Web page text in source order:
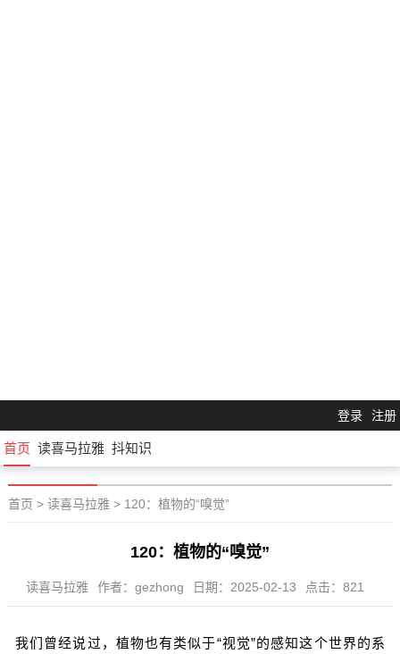
登录 注册
首页 读喜马拉雅 抖知识
首页 > 读喜马拉雅> 120：植物的“嗅觉”
120：植物的“嗅觉”
读喜马拉雅 作者：gezhong 日期：2025-02-13 点击：821
我们曾经说过，植物也有类似于“视觉”的感知这个世界的系